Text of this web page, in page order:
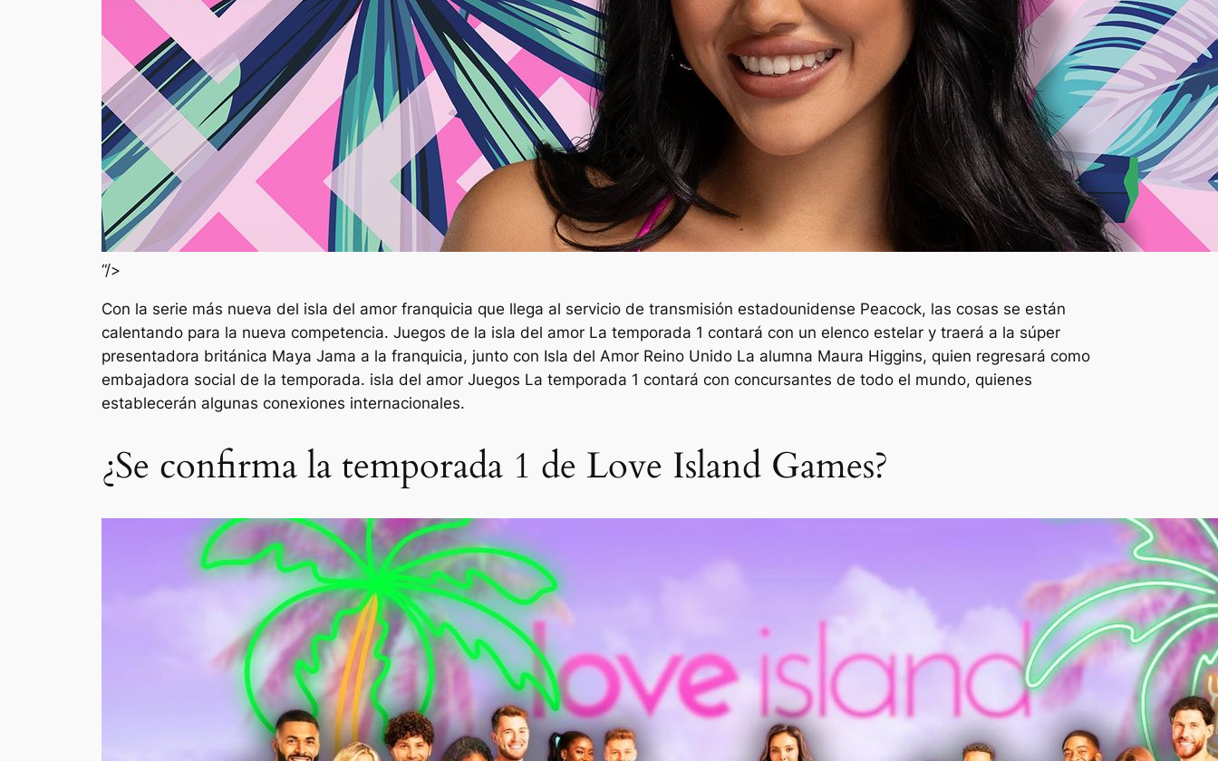
“/>
Con la serie más nueva del isla del amor franquicia que llega al servicio de transmisión estadounidense Peacock, las cosas se están
calentando para la nueva competencia. Juegos de la isla del amor La temporada 1 contará con un elenco estelar y traerá a la súper
presentadora británica Maya Jama a la franquicia, junto con Isla del Amor Reino Unido La alumna Maura Higgins, quien regresará como
embajadora social de la temporada. isla del amor Juegos La temporada 1 contará con concursantes de todo el mundo, quienes
establecerán algunas conexiones internacionales.
¿Se confirma la temporada 1 de Love Island Games?